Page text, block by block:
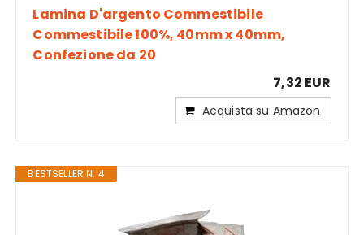
Lamina D'argento Commestibile
Commestibile 100%, 40mm x 40mm,
Confezione da 20
7,32 EUR
Acquista su Amazon
BESTSELLER N. 4